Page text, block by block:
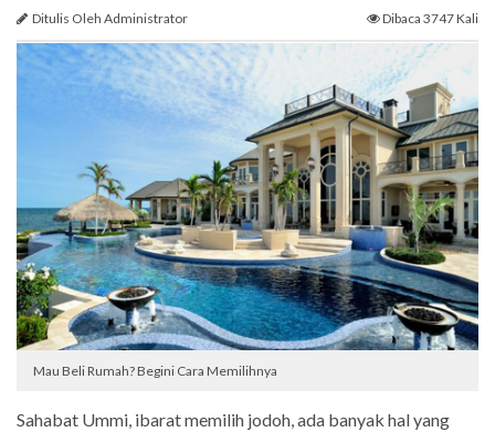
Ditulis Oleh Administrator Dibaca 3747 Kali
Mau Beli Rumah? Begini Cara Memilihnya
Sahabat Ummi, ibarat memilih jodoh, ada banyak hal yang